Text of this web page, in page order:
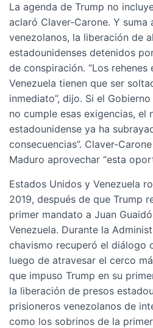
La agenda de Trump no
aclaró Claver-Carone. Y
venezolanos, la liberación de
estadounidenses detenidos
de conspiración. “Los rehenes
Venezuela tienen que ser
inmediato”, dijo. Si el
no cumple esas exigencias, el
estadounidense ya ha
consecuencias”. Claver-
Maduro aprovechar “esta
Estados Unidos y Venezuela
2019, después de que Trump
primer mandato a Juan
Venezuela. Durante la
chavismo recuperó el diálogo
luego de atravesar el cerco
que impuso Trump en su
la liberación de presos
prisioneros venezolanos de
como los sobrinos de la